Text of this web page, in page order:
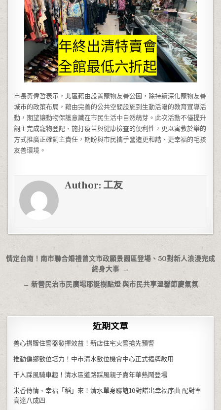
市長黃偉哲表示，北區藉由設置寵物友善公園，除持續深化寵物友善
城市的政策布局，藉由完善的公共空間設施到生動活潑的教育宣導活
動，期望讓動物保護意識在市民生活中自然萌芽。此次活動不僅提升
飼主完成寵物登記、施打疫苗與健康檢查的便利性，更以寓教於樂的
方式推廣正確飼主責任，期盼與市民攜手營造更和諧、更幸福的毛孩
友善環境。
Author: 工友
文章導覽
情定台南！南市聯合婚禮曾文市政願景園區登場、50對新人浪漫完成
終身大事 →
← 新營民治市民廣場耶誕樹點燈 與市民共享溫馨節慶氣氛
近期文章
善心捐贈住警器發揮效益！新店住宅火警搶先預警
推動偏鄉數位培力！中市清水數位機會中心正式揭牌啟用
千人踩風騎車趣！清水區道路踩風親子嘉年華熱鬧登場
米香傳情、幸福「稻」來！清水單身聯誼16對譜出幸福序曲 配對率
高達八成四